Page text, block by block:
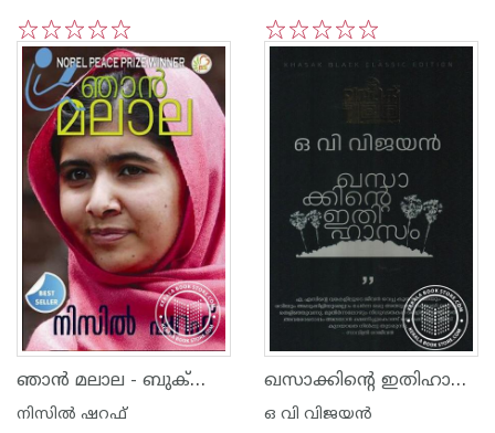
5
4
3
2
1 5
4
3
2
1
ഞാ‌ന്‍ മലാല - ബുക്‍ബെറി എഡിഷന്‍ -
നിസില്‍ ഷറഫ്
ഖസാക്കിന്റെ ഇതിഹാസം
ഒ വി വിജയന്‍